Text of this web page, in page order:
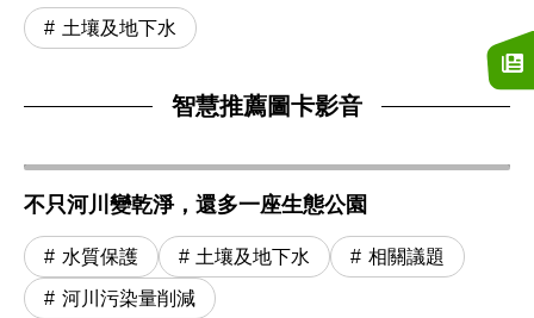
土壤及地下水
智慧推薦圖卡影音
不只河川變乾淨，還多一座生態公園
水質保護 土壤及地下水 相關議題
河川污染量削減